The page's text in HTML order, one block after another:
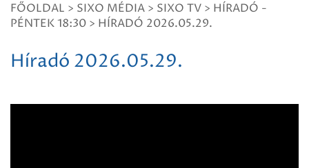
FŐOLDAL > SIXO MÉDIA > SIXO TV > HÍRADÓ -
PÉNTEK 18:30 > HÍRADÓ 2026.05.29.
Híradó 2026.05.29.